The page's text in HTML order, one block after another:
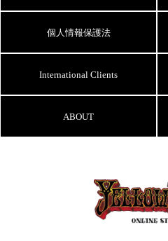
個人情報保護法
International Clients
ABOUT